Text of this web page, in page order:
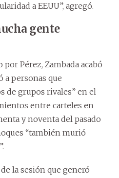
a EEUU”, agregó.
gente
Pérez, Zambada acabó
a personas que
de grupos rivales” en el
entre carteles en
y noventa del pasado
“también murió
la sesión que generó